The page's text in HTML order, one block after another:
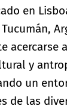
en
acercarse
y
un
de las